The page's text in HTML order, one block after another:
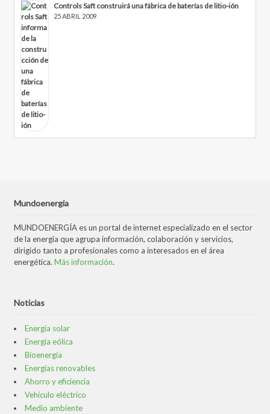
Controls Saft construirá una fábrica de baterías de litio-ión
25 ABRIL 2009
Mundoenergia
MUNDOENERGÍA es un portal de internet especializado en el sector
de la energía que agrupa información, colaboración y servicios,
dirigido tanto a profesionales como a interesados en el área
energética. Más información.
Noticias
Energía solar
Energía eólica
Bioenergía
Energías renovables
Ahorro y eficiencia
Vehículo eléctrico
Medio ambiente